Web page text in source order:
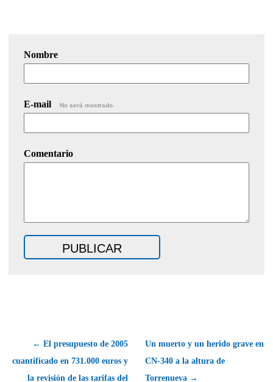
Nombre
E-mail No será mostrado.
Comentario
← El presupuesto de 2005
cuantificado en 731.000 euros y
la revisión de las tarifas del
Un muerto y un herido grave en
CN-340 a la altura de
Torrenueva →